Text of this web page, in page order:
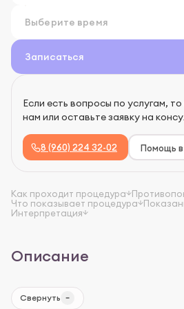
Записаться
Если есть вопросы по услугам,
нам или оставьте заявку на
8 (960) 224 32-02 Помощь
Как проходит процедура
Что показывает процедура
Интерпретация
Описание
Свернуть